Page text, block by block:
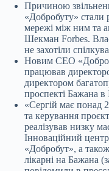
Причиною
«Добробуту» стали
мережі між ним та
Шекман Forbes.
не захотіли
Новим СЕО
працював
директором
проспекті Бажана в
«Сергій має понад
та керування
реалізував низку
Інноваційний центр
«Добробут», а
лікарні на Бажана